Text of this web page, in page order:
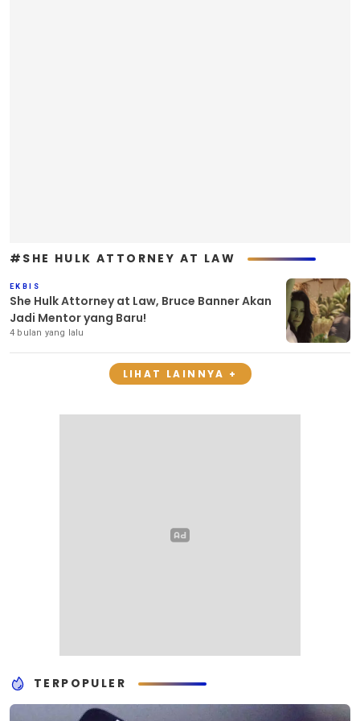
#SHE HULK ATTORNEY AT LAW
EKBIS
She Hulk Attorney at Law, Bruce Banner Akan
Jadi Mentor yang Baru!
4 bulan yang lalu
LIHAT LAINNYA +
TERPOPULER